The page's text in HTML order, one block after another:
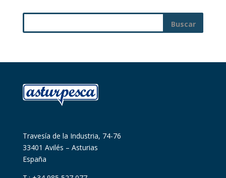
Travesía de la Industria, 74-76
33401 Avilés – Asturias
España